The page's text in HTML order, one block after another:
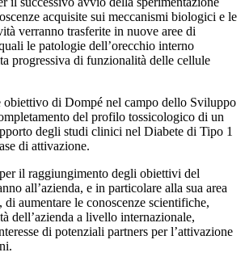
acquisite sui meccanismi biologici e le
verranno trasferite in nuove aree di
le patologie dell’orecchio interno
progressiva di funzionalità delle cellule
obiettivo di Dompé nel campo dello Sviluppo
del profilo tossicologico di un
degli studi clinici nel Diabete di Tipo 1
di attivazione.
il raggiungimento degli obiettivi del
all’azienda, e in particolare alla sua area
aumentare le conoscenze scientifiche,
dell’azienda a livello internazionale,
di potenziali partners per l’attivazione